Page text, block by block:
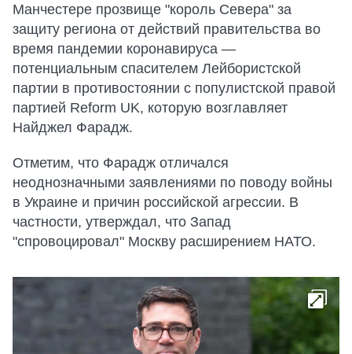
Манчестере прозвище "король Севера" за
защиту региона от действий правительства во
время пандемии коронавируса —
потенциальным спасителем Лейбористской
партии в противостоянии с популистской правой
партией Reform UK, которую возглавляет
Найджел Фарадж.
Отметим, что Фарадж отличался
неоднозначными заявлениями по поводу войны
в Украине и причин российской агрессии. В
частности, утверждал, что Запад
"спровоцировал" Москву расширением НАТО.